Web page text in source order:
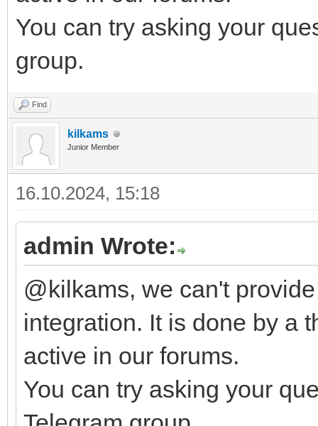
You can try asking your
group.
Find
kilkams
Junior Member
16.10.2024, 15:18
admin Wrote:
@kilkams, we can't
integration. It is done by a
active in our forums.
You can try asking your